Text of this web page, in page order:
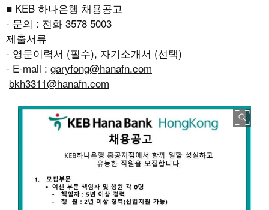
■ KEB 하나은행 채용공고
- 문의 : 전화 3578 5003
제출서류
- 영문이력서 (필수), 자기소개서 (선택)
- E-mail : garyfong@hanafn.com
bkh3311@hanafn.com